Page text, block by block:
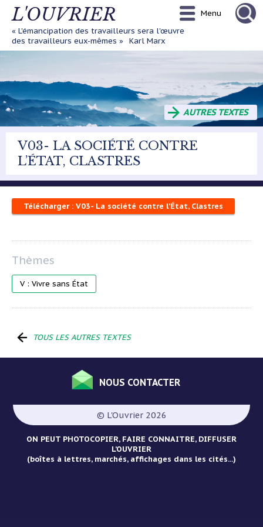
Aller
principal
L'OUVRIER
« L'émancipation des travailleurs sera l'œuvre
des travailleurs eux-mêmes »
Karl Marx
Menu
AUTRES TEXTES
V03- LA SOCIÉTÉ CONTRE
L’ÉTAT, CLASTRES
Télécharger : V03- La société contre l’État, Clastres
V : Vivre sans État
TOUS LES AUTRES TEXTES
Pied
de
page
NOUS CONTACTER
© L'Ouvrier 2026
ON PEUT PHOTOCOPIER, FAIRE CONNAITRE, DIFFUSER
L’OUVRIER
(boîtes à lettres, marchés, affichages dans les cités...)